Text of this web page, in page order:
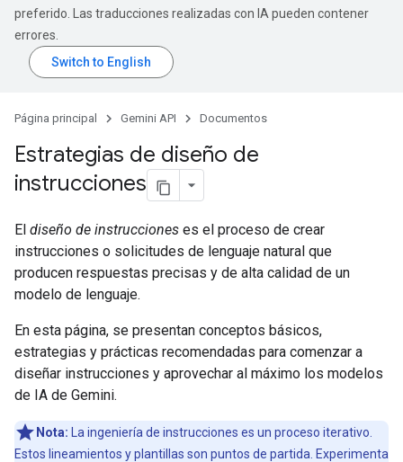
preferido. Las traducciones realizadas con IA pueden contener
errores.
Página principal Gemini API Documentos
Estrategias de diseño de
instrucciones
El diseño de instrucciones es el proceso de crear
instrucciones o solicitudes de lenguaje natural que
producen respuestas precisas y de alta calidad de un
modelo de lenguaje.
En esta página, se presentan conceptos básicos,
estrategias y prácticas recomendadas para comenzar a
diseñar instrucciones y aprovechar al máximo los modelos
de IA de Gemini.
Nota: La ingeniería de instrucciones es un proceso iterativo.
Estos lineamientos y plantillas son puntos de partida. Experimenta